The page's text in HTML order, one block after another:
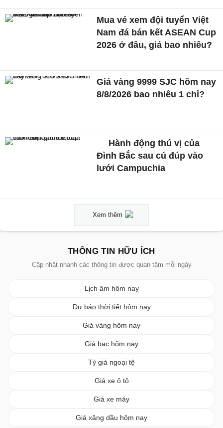
Mua vé xem đội tuyển Việt
Nam đá bán kết ASEAN Cup
2026 ở đâu, giá bao nhiêu?
Giá vàng 9999 SJC hôm nay
8/8/2026 bao nhiêu 1 chỉ?
Hành động thú vị của
Đình Bắc sau cú đúp vào
lưới Campuchia
Xem thêm
THÔNG TIN HỮU ÍCH
Cập nhật nhanh các thông tin được quan tâm mỗi ngày
Lịch âm hôm nay
Dự báo thời tiết hôm nay
Giá vàng hôm nay
Giá bạc hôm nay
Tỷ giá ngoại tệ
Giá xe ô tô
Giá xe máy
Giá xăng dầu hôm nay